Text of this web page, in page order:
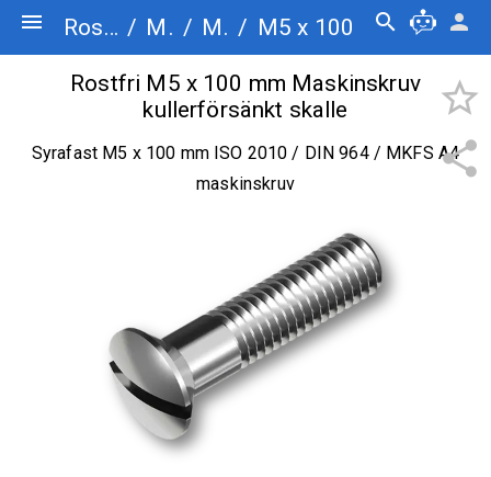
menu Rostfriskruv.se / Maskinskruv / Maskinskruv kullerförsänkt skalle / M5 x 100 search person
share
star_border
Rostfri M5 x 100 mm Maskinskruv
kullerförsänkt skalle
Syrafast M5 x 100 mm ISO 2010 / DIN 964 / MKFS A4
maskinskruv